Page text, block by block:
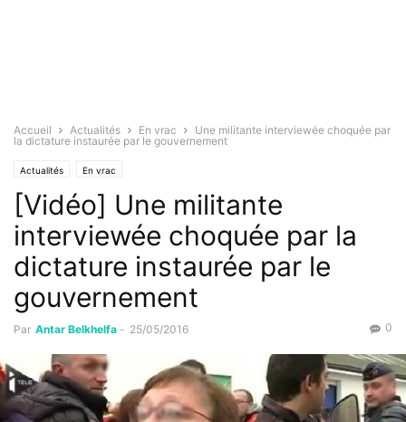
Accueil Actualités En vrac
Une militante interviewée choquée par
la dictature instaurée par le gouvernement
Actualités En vrac
[Vidéo] Une militante
interviewée choquée par la
dictature instaurée par le
gouvernement
Par Antar Belkhelfa - 25/05/2016 0